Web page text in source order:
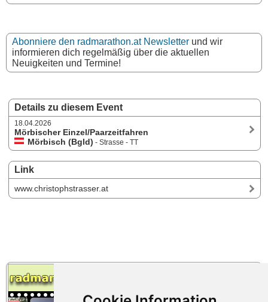
Details zu diesem Event
18.04.2026
Mörbischer Einzel/Paarzeitfahren
Mörbisch (Bgld) - Strasse - TT
Link
www.christophstrasser.at
Abonniere den radmarathon.at Newsletter und wir
informieren dich regelmäßig über die aktuellen
Neuigkeiten und Termine!